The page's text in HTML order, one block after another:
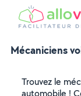
Mécaniciens
Trouvez le
automobile !